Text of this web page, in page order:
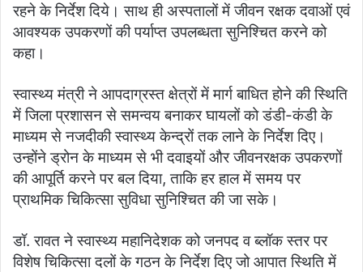
रहने के निर्देश दिये। साथ ही अस्पतालों में जीवन रक्षक दवाओं एवं
आवश्यक उपकरणों की पर्याप्त उपलब्धता सुनिश्चित करने को
कहा।
स्वास्थ्य मंत्री ने आपदाग्रस्त क्षेत्रों में मार्ग बाधित होने की स्थिति
में जिला प्रशासन से समन्वय बनाकर घायलों को डंडी-कंडी के
माध्यम से नजदीकी स्वास्थ्य केन्द्रों तक लाने के निर्देश दिए।
उन्होंने ड्रोन के माध्यम से भी दवाइयों और जीवनरक्षक उपकरणों
की आपूर्ति करने पर बल दिया, ताकि हर हाल में समय पर
प्राथमिक चिकित्सा सुविधा सुनिश्चित की जा सके।
डॉ. रावत ने स्वास्थ्य महानिदेशक को जनपद व ब्लॉक स्तर पर
विशेष चिकित्सा दलों के गठन के निर्देश दिए जो आपात स्थिति में